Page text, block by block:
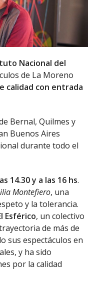
Nacional del
de La Moreno
calidad con entrada
Bernal, Quilmes y
Buenos Aires
durante todo el
14.30 y a las 16 hs.
Montefiero, una
y la tolerancia.
Esférico, un colectivo
de más de
sus espectáculos en
y ha sido
por la calidad